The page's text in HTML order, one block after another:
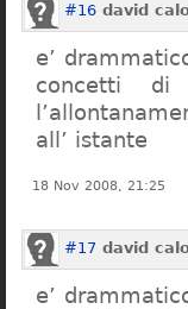
#16 david
e’
concetti di
all’ istante
18 Nov 2008, 21:25
#17 david
e’